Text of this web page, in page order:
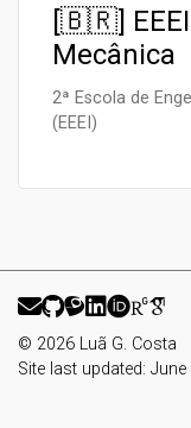
[🇧🇷] EEEI
Mecânica
2ª Escola de
(EEEI)
© 2026 Luã G. Costa
Site last updated: